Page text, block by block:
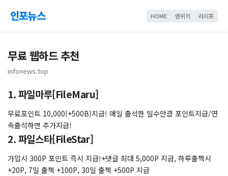
인포뉴스 HOME 맨위키 라이프
무료 웹하드 추천
infonews.top
1. 파일마루[FileMaru]
무료포인트 10,000(+500B)지급! 매일 출석한 일수만큼 포인트지급/연
속출석하면 추가지급!
2. 파일스타[FileStar]
가입시 300P 포인트 즉시 지급!+댓글 최대 5,000P 지급, 하루출첵시
+20P, 7일 출첵 +100P, 30일 출첵 +500P 지급